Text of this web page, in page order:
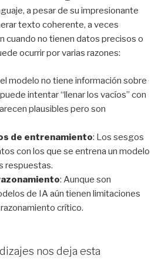
a pesar de su impresionante
texto coherente, a veces
cuando no tienen datos precisos o
ocurrir por varias razones:
el modelo no tiene información sobre
intentar “llenar los vacíos” con
plausibles pero son
de entrenamiento: Los sesgos
con los que se entrena un modelo
respuestas.
: Aunque son
de IA aún tienen limitaciones
crítico.
nos deja esta